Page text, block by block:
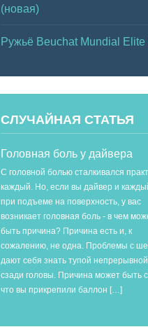
(новая)
Ружьё Beuchat Mundial Elite
СЛУЧАЙНАЯ СТАТЬЯ
Головная боль у дайвера
С головной болью сталкивался
каждый. Но, если вы дайвер и
при подъеме на поверхность, у вас
возникает головная боль - в чем
быть причина? Причина есть и, к
сожалению, не одна. Проблемы с
дают себя знать тупой
сзади головы. Причина может быть с
что вы прикрепили баллон […]